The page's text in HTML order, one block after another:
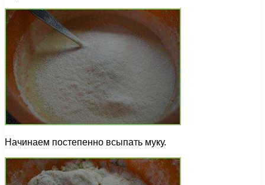
Начинаем постепенно всыпать муку.